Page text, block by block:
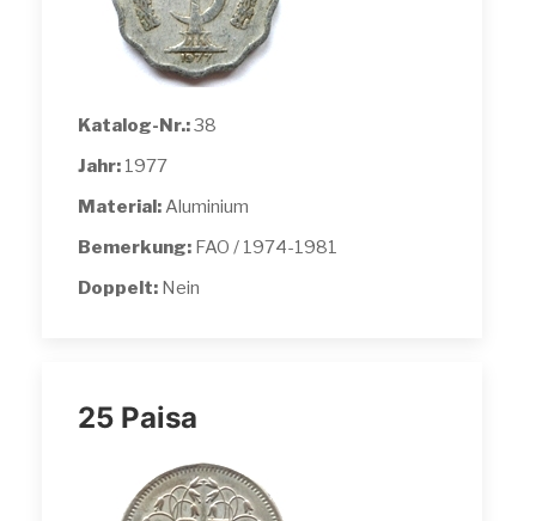
Katalog-Nr.:38
Jahr: 1977
Material:Aluminium
Bemerkung: FAO / 1974-1981
Doppelt: Nein
25 Paisa